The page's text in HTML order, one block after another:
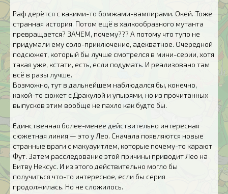
Раф дерётся с какими-то бомжами-вампирами. Окей. Тоже
странная история. Потом ещё в халкообразного мутанта
превращается? ЗАЧЕМ, почему??? А потому что тупо не
придумали ему соло-приключение, адекватное. Очередной
подсюжет, который бы лучше смотрелся в мини-серии, хотя
такая уже, кстати, есть, если подумать. И реализовано там
всё в разы лучше.
Возможно, тут в дальнейшем наблюдался бы, конечно,
какой-то сюжет с Дракулой и упырями, но из прочитанных
выпусков этим вообще не пахло как будто бы.
Единственная более-менее действительно интересная
сюжетная линия — это у Лео. Сначала появляются новые
странные враги с макуауитлем, которые почему-то карают
Фут. Затем расследование этой причины приводит Лео на
Битву Нексус. И из этого действительно могло бы
получиться что-то интересное, если бы серия
продолжилась. Но не сложилось.